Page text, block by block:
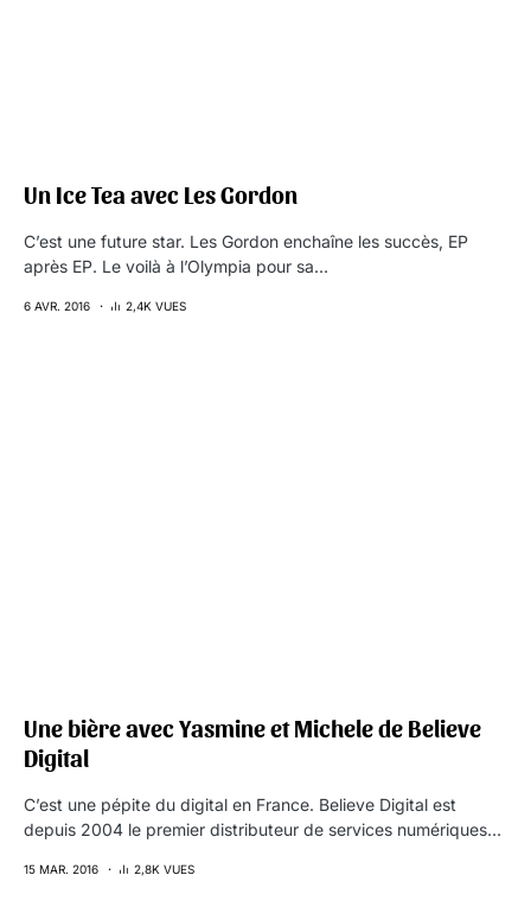
Un Ice Tea avec Les Gordon
C’est une future star. Les Gordon enchaîne les succès, EP
après EP. Le voilà à l’Olympia pour sa…
6 AVR. 2016 2,4K VUES
Une bière avec Yasmine et Michele de Believe
Digital
C’est une pépite du digital en France. Believe Digital est
depuis 2004 le premier distributeur de services numériques…
15 MAR. 2016 2,8K VUES